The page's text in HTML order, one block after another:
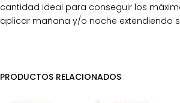
cantidad ideal para conseguir los
aplicar mañana y/o noche extendiendo
PRODUCTOS RELACIONADOS